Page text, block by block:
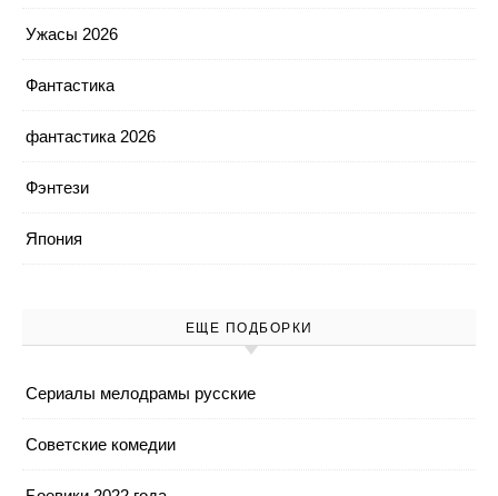
Ужасы 2026
Фантастика
фантастика 2026
Фэнтези
Япония
ЕЩЕ ПОДБОРКИ
Cериалы мелодрамы русские
Cоветские комедии